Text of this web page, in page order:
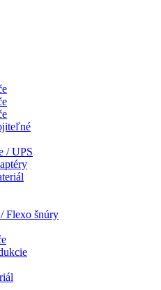
/ UPS
Flexo šnúry